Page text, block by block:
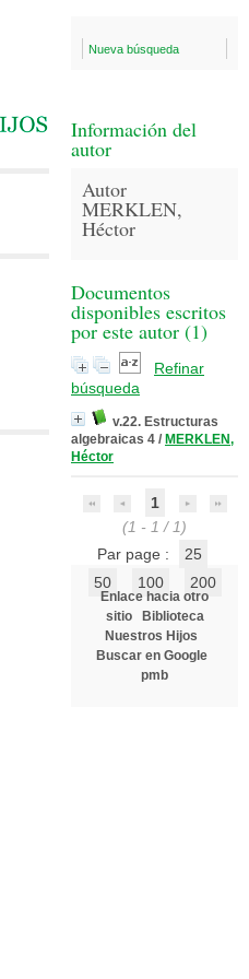
Nueva búsqueda
Información del
autor
Autor
MERKLEN,
Héctor
Documentos
disponibles escritos
por este autor (1)
Refinar
búsqueda
v.22. Estructuras
algebraicas 4 / MERKLEN,
Héctor
1
(1 - 1 / 1)
Par page :
25
50
100 200
Enlace hacia otro
sitio
Biblioteca
Nuestros Hijos
Buscar en Google
pmb